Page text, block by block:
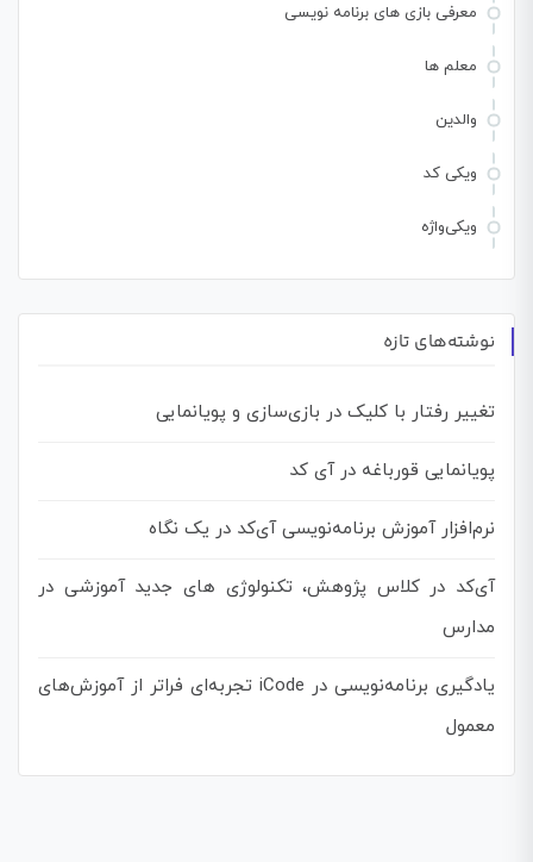
معرفی بازی های برنامه نویسی
معلم ها
والدین
ویکی کد
ویکی‌واژه
نوشته‌های تازه
تغییر رفتار با کلیک در بازی‌سازی و پویانمایی
پویانمایی قورباغه در آی کد
نرم‌افزار آموزش برنامه‌نویسی آی‌کد در یک نگاه
آی‌کد در کلاس پژوهش، تکنولوژی های جدید آموزشی در
مدارس
یادگیری برنامه‌نویسی در iCode تجربه‌ای فراتر از آموزش‌های
معمول